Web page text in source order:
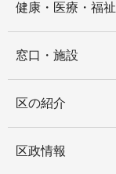
健康・医療・福祉
窓口・施設
区の紹介
区政情報